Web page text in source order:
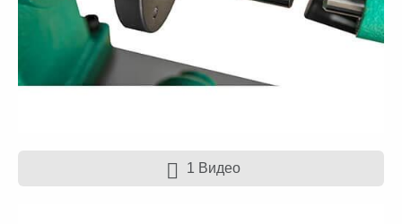
1 Видео